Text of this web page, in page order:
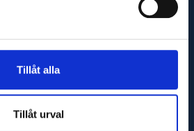
Tillåt alla
Tillåt urval